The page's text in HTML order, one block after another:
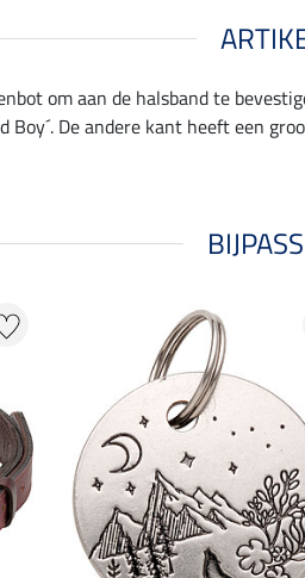
om aan de halsband te
Boy´. De andere kant heeft een